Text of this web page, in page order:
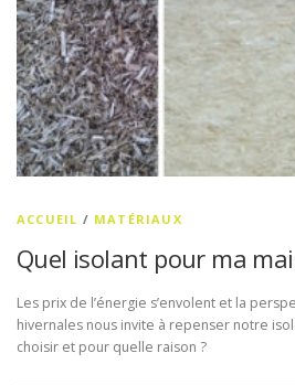
ACCUEIL / MATÉRIAUX
Quel isolant pour ma
Les prix de l’énergie s’envolent et la
hivernales nous invite à repenser notre
choisir et pour quelle raison ?